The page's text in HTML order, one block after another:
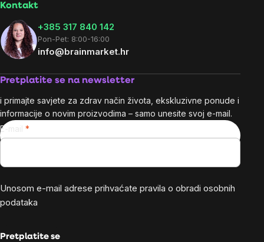
Kontakt
+385 317 840 142
Pon-Pet: 8:00-16:00
info@brainmarket.hr
Pretplatite se na newsletter
i primajte savjete za zdrav način života, ekskluzivne ponude i
informacije o novim proizvodima – samo unesite svoj e-mail.
E-mail
Unosom e-mail adrese prihvaćate pravila o obradi osobnih
podataka
Pretplatite se